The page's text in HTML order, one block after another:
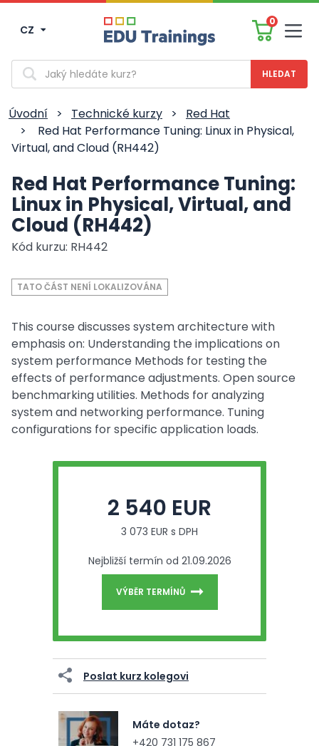
CZ
0
Vyhledávání
Úvodní > Technické kurzy >
Red Hat
>
Red Hat Performance Tuning: Linux in Physical,
Virtual, and Cloud (RH442)
Red Hat Performance Tuning:
Linux in Physical, Virtual, and
Cloud (RH442)
Kód kurzu: RH442
TATO ČÁST NENÍ LOKALIZOVÁNA
This course discusses system architecture with
emphasis on: Understanding the implications on
system performance Methods for testing the
effects of performance adjustments. Open source
benchmarking utilities. Methods for analyzing
system and networking performance. Tuning
configurations for specific application loads.
2 540 EUR
3 073 EUR s DPH
Nejbližší termín od 21.09.2026
VÝBĚR TERMÍNŮ
Poslat kurz kolegovi
Máte dotaz?
+420 731 175 867